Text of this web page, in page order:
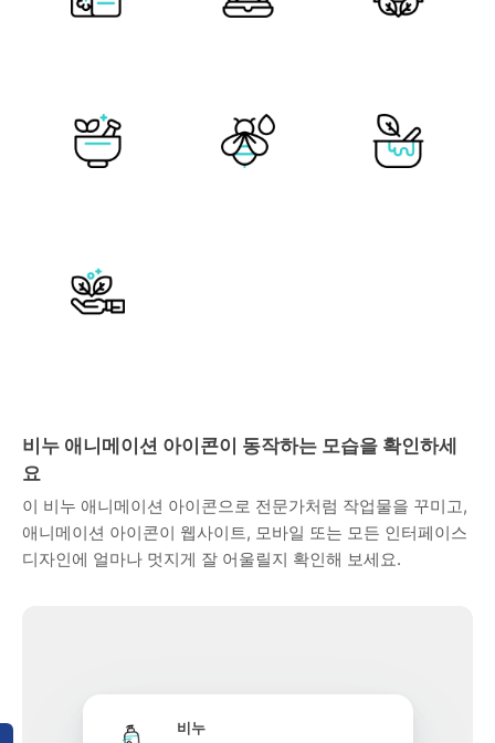
비누 애니메이션 아이콘이 동작하는 모습을 확인하세
요
이 비누 애니메이션 아이콘으로 전문가처럼 작업물을 꾸미고,
애니메이션 아이콘이 웹사이트, 모바일 또는 모든 인터페이스
디자인에 얼마나 멋지게 잘 어울릴지 확인해 보세요.
비누